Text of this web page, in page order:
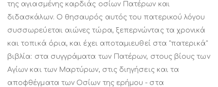
της αγιασμένης καρδιάς οσίων Πατέρων και
διδασκάλων. Ο θησαυρός αυτός του πατερικού λόγου
συσσωρεύεται αιώνες τώρα, ξεπερνώντας τα χρονικά
και τοπικά όρια, και έχει αποταμιευθεί στα "πατερικά"
βιβλία: στα συγγράματα των Πατέρων, στους βίους των
Αγίων και των Μαρτύρων, στις διηγήσεις και τα
αποφθέγματα των Οσίων της ερήμου - στα